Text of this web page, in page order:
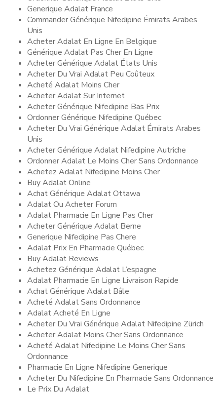
Generique Adalat France
Commander Générique Nifedipine Émirats Arabes
Unis
Acheter Adalat En Ligne En Belgique
Générique Adalat Pas Cher En Ligne
Acheter Générique Adalat États Unis
Acheter Du Vrai Adalat Peu Coûteux
Acheté Adalat Moins Cher
Acheter Adalat Sur Internet
Acheter Générique Nifedipine Bas Prix
Ordonner Générique Nifedipine Québec
Acheter Du Vrai Générique Adalat Émirats Arabes
Unis
Acheter Générique Adalat Nifedipine Autriche
Ordonner Adalat Le Moins Cher Sans Ordonnance
Achetez Adalat Nifedipine Moins Cher
Buy Adalat Online
Achat Générique Adalat Ottawa
Adalat Ou Acheter Forum
Adalat Pharmacie En Ligne Pas Cher
Acheter Générique Adalat Berne
Generique Nifedipine Pas Chere
Adalat Prix En Pharmacie Québec
Buy Adalat Reviews
Achetez Générique Adalat L’espagne
Adalat Pharmacie En Ligne Livraison Rapide
Achat Générique Adalat Bâle
Acheté Adalat Sans Ordonnance
Adalat Acheté En Ligne
Acheter Du Vrai Générique Adalat Nifedipine Zürich
Acheter Adalat Moins Cher Sans Ordonnance
Acheté Adalat Nifedipine Le Moins Cher Sans
Ordonnance
Pharmacie En Ligne Nifedipine Generique
Acheter Du Nifedipine En Pharmacie Sans Ordonnance
Le Prix Du Adalat